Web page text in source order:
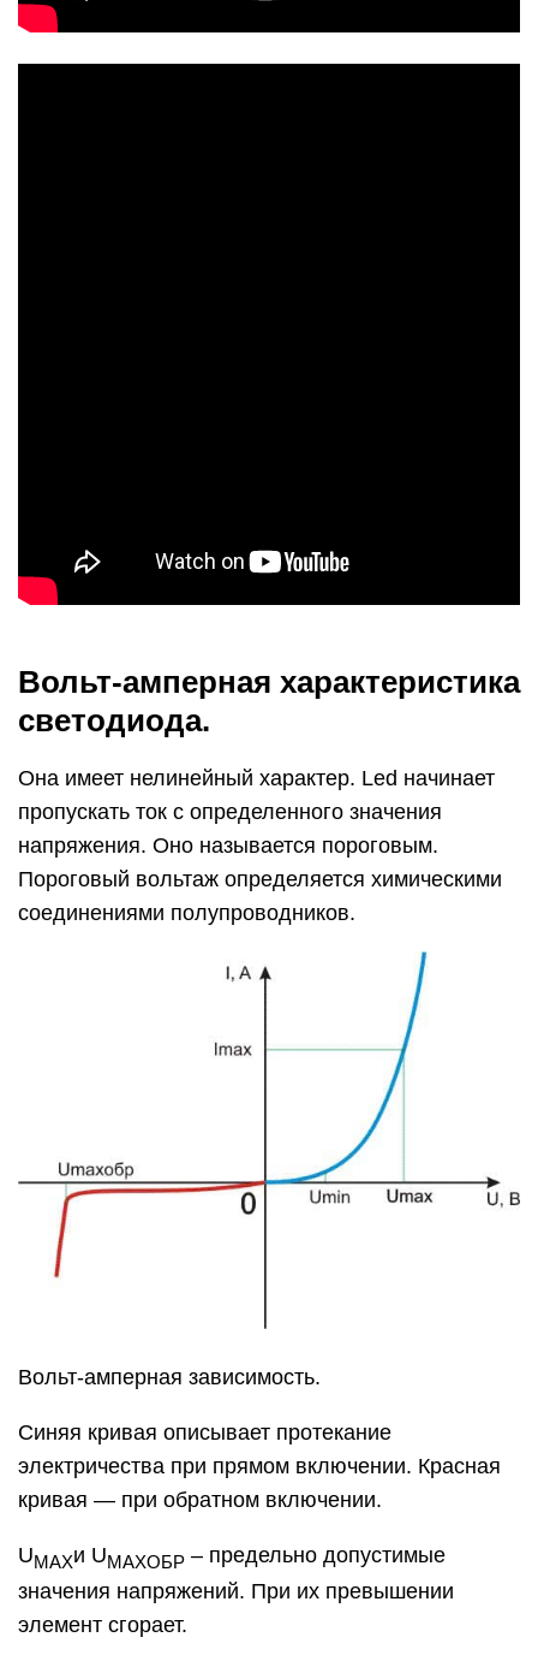
Вольт-амперная характеристика
светодиода.
Она имеет нелинейный характер. Led начинает
пропускать ток с определенного значения
напряжения. Оно называется пороговым.
Пороговый вольтаж определяется химическими
соединениями полупроводников.
Вольт-амперная зависимость.
Синяя кривая описывает протекание
электричества при прямом включении. Красная
кривая — при обратном включении.
UMAXи UMAXОБР – предельно допустимые
значения напряжений. При их превышении
элемент сгорает.